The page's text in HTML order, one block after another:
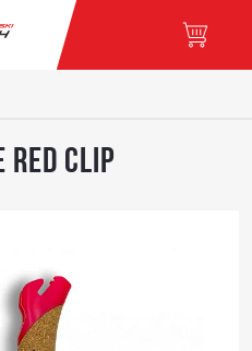
Red Clip